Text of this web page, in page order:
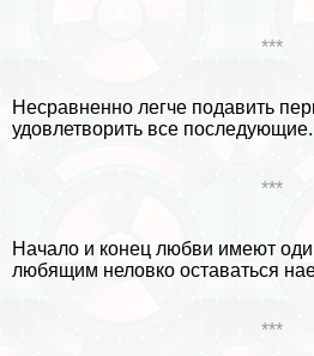
***
Несравненно легче подавить
удовлетворить все последующие.
***
Начало и конец любви имеют
любящим неловко оставаться
***